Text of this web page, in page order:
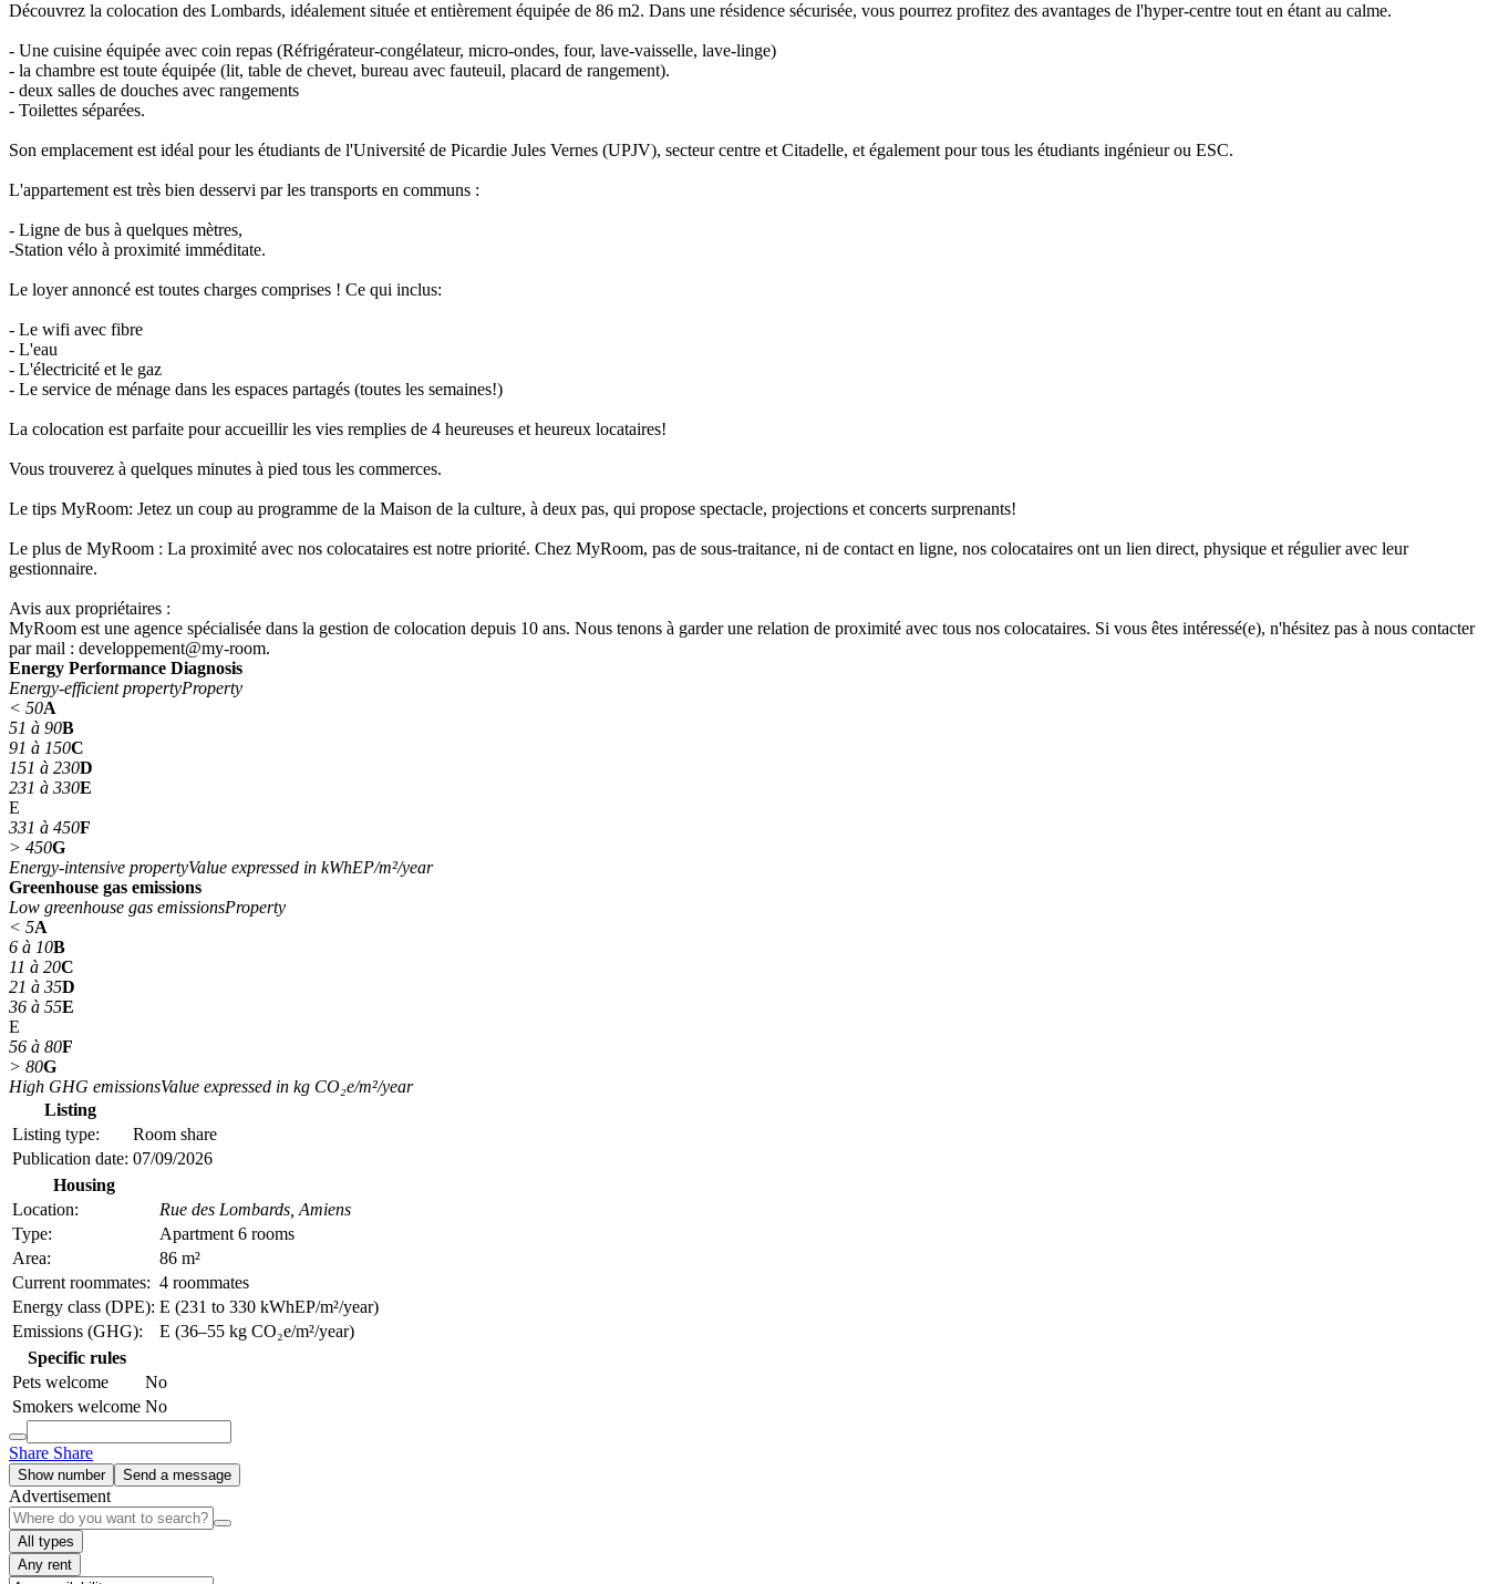
Découvrez la colocation des Lombards, idéalement située et entièrement équipée de 86 m2. Dans une résidence sécurisée, vous pourrez profitez des avantages de l'hyper-centre tout en étant au calme.
- Une cuisine équipée avec coin repas (Réfrigérateur-congélateur, micro-ondes, four, lave-vaisselle, lave-linge)
- la chambre est toute équipée (lit, table de chevet, bureau avec fauteuil, placard de rangement).
- deux salles de douches avec rangements
- Toilettes séparées.
Son emplacement est idéal pour les étudiants de l'Université de Picardie Jules Vernes (UPJV), secteur centre et Citadelle, et également pour tous les étudiants ingénieur ou ESC.
L'appartement est très bien desservi par les transports en communs :
- Ligne de bus à quelques mètres,
-Station vélo à proximité imméditate.
Le loyer annoncé est toutes charges comprises ! Ce qui inclus:
- Le wifi avec fibre
- L'eau
- L'électricité et le gaz
- Le service de ménage dans les espaces partagés (toutes les semaines!)
La colocation est parfaite pour accueillir les vies remplies de 4 heureuses et heureux locataires!
Vous trouverez à quelques minutes à pied tous les commerces.
Le tips MyRoom: Jetez un coup au programme de la Maison de la culture, à deux pas, qui propose spectacle, projections et concerts surprenants!
Le plus de MyRoom : La proximité avec nos colocataires est notre priorité. Chez MyRoom, pas de sous-traitance, ni de contact en ligne, nos colocataires ont un lien direct, physique et régulier avec leur
gestionnaire.
Avis aux propriétaires :
MyRoom est une agence spécialisée dans la gestion de colocation depuis 10 ans. Nous tenons à garder une relation de proximité avec tous nos colocataires. Si vous êtes intéressé(e), n'hésitez pas à nous contacter
par mail : developpement@my-room.
Energy Performance Diagnosis
Energy-efficient propertyProperty
< 50A
51 à 90B
91 à 150C
151 à 230D
231 à 330E
E
331 à 450F
> 450G
Energy-intensive propertyValue expressed in kWhEP/m²/year
Greenhouse gas emissions
Low greenhouse gas emissionsProperty
< 5A
6 à 10B
11 à 20C
21 à 35D
36 à 55E
E
56 à 80F
> 80G
High GHG emissionsValue expressed in kg CO₂e/m²/year
Listing
Listing type:
Room share
Publication date: 07/09/2026
Housing
Location:
Rue des Lombards, Amiens
Type:
Apartment 6 rooms
Area:
86 m²
Current roommates: 4 roommates
Energy class (DPE): E (231 to 330 kWhEP/m²/year)
Emissions (GHG):
E (36–55 kg CO₂e/m²/year)
Specific rules
Pets welcome
No
Smokers welcome No
Share Share
Show number Send a message
Advertisement
All types
Any rent